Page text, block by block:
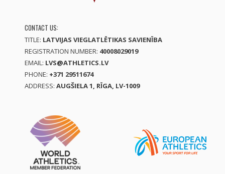
CONTACT US:
TITLE: LATVIJAS VIEGLATLĒTIKAS SAVIENĪBA
REGISTRATION NUMBER: 40008029019
EMAIL: LVS@ATHLETICS.LV
PHONE: +371 29511674
ADDRESS: AUGŠIELA 1, RĪGA, LV-1009